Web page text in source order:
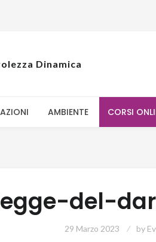
AMBIENTE CORSI
del-
29 Marzo 2023 by